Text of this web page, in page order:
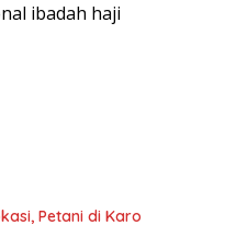
ibadah haji
Petani di Karo